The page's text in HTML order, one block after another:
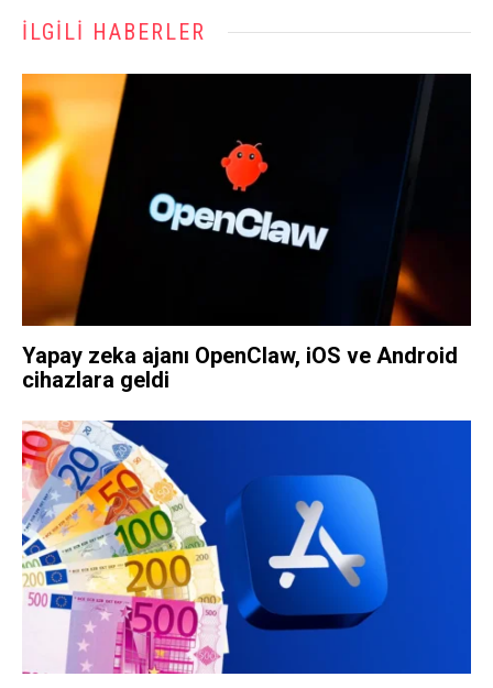
İLGILI HABERLER
Yapay zeka ajanı OpenClaw, iOS ve Android
cihazlara geldi